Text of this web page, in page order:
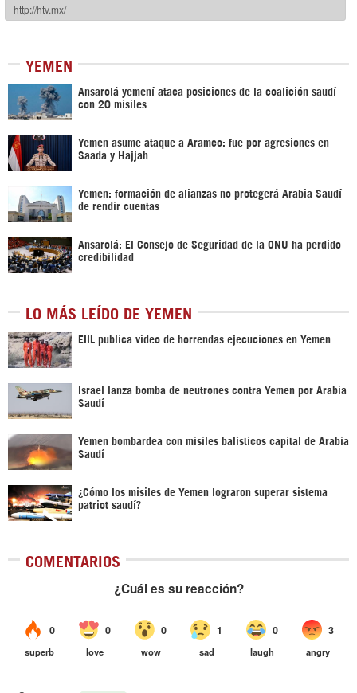
YEMEN
Ansarolá yemení ataca posiciones de la coalición saudí
con 20 misiles
Yemen asume ataque a Aramco: fue por agresiones en
Saada y Hajjah
Yemen: formación de alianzas no protegerá Arabia Saudí
de rendir cuentas
Ansarolá: El Consejo de Seguridad de la ONU ha perdido
credibilidad
LO MÁS LEÍDO DE YEMEN
EIIL publica vídeo de horrendas ejecuciones en Yemen
Israel lanza bomba de neutrones contra Yemen por Arabia
Saudí
Yemen bombardea con misiles balísticos capital de Arabia
Saudí
¿Cómo los misiles de Yemen lograron superar sistema
patriot saudí?
COMENTARIOS